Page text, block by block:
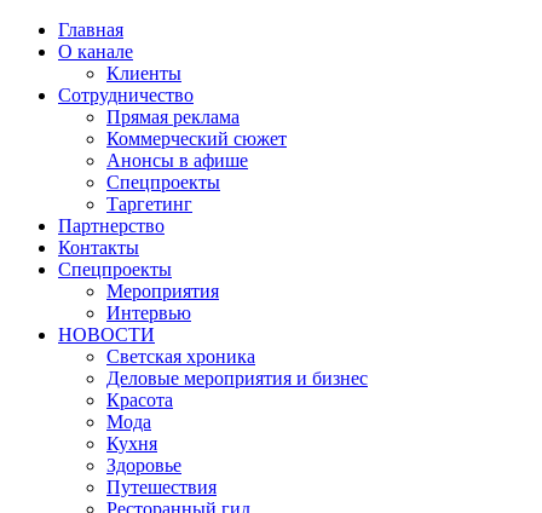
Главная
О канале
Клиенты
Сотрудничество
Прямая реклама
Коммерческий сюжет
Анонсы в афише
Cпецпроекты
Таргетинг
Партнерство
Контакты
Спецпроекты
Мероприятия
Интервью
НОВОСТИ
Светская хроника
Деловые мероприятия и бизнес
Красота
Мода
Кухня
Здоровье
Путешествия
Ресторанный гид